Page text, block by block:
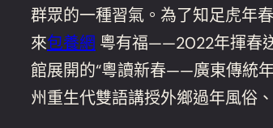
群眾的一種習氣。為了知足虎年
來包養網 粵有福——2022年揮春
館展開的“粵讀新春——廣東傳統
州重生代雙語講授外鄉過年風俗